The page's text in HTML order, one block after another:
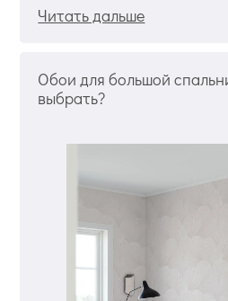
Читать дальше
Обои для большой
выбрать?